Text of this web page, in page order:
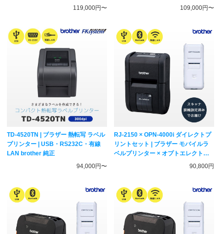
線LAN WiFi・Bluetooth brother 純
119,000円〜
無線LAN WiFi・Bluetooth brother
109,000円〜
TD-4520TN | ブラザー 熱転写 ラベル
プリンター | USB・RS232C・有線
LAN brother 純正
94,000円〜
RJ-2150 × OPN-4000i ダイレクトプ
リントセット | ブラザー モバイルラ
ベルプリンター × オプトエレクトロ
ニクス QR対応 無線式バーコードリ
90,800円